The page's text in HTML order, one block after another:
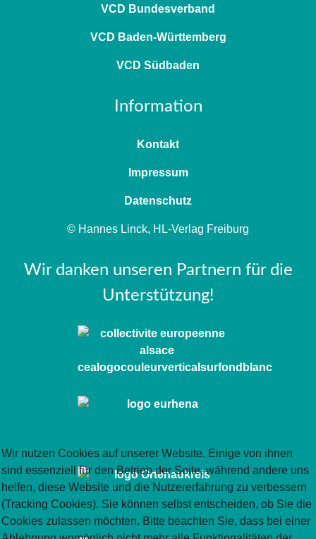
VCD Bundesverband
VCD Baden-Württemberg
VCD Südbaden
Information
Kontakt
Impressum
Datenschutz
© Hannes Linck, HL-Verlag Freiburg
Wir danken unseren Partnern für die
Unterstützung!
Wir nutzen Cookies auf unserer Website. Einige von ihnen
sind essenziell für den Betrieb der Seite, während andere uns
helfen, diese Website und die Nutzererfahrung zu verbessern
(Tracking Cookies). Sie können selbst entscheiden, ob Sie die
Cookies zulassen möchten. Bitte beachten Sie, dass bei einer